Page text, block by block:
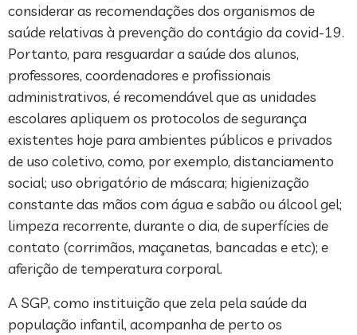
considerar as recomendações dos organismos de
saúde relativas à prevenção do contágio da covid-19.
Portanto, para resguardar a saúde dos alunos,
professores, coordenadores e profissionais
administrativos, é recomendável que as unidades
escolares apliquem os protocolos de segurança
existentes hoje para ambientes públicos e privados
de uso coletivo, como, por exemplo, distanciamento
social; uso obrigatório de máscara; higienização
constante das mãos com água e sabão ou álcool gel;
limpeza recorrente, durante o dia, de superfícies de
contato (corrimãos, maçanetas, bancadas e etc); e
aferição de temperatura corporal.
A SGP, como instituição que zela pela saúde da
população infantil, acompanha de perto os